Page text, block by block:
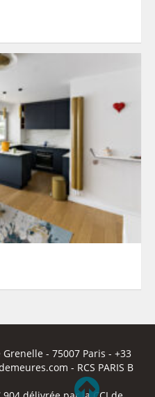
- 75007 Paris - +33
- RCS PARIS B